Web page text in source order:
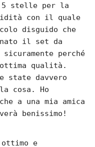
5 stelle per la
con il quale
disguido che
il set da
perché
qualità.
state davvero
cosa. Ho
a una mia amica
benissimo!
e